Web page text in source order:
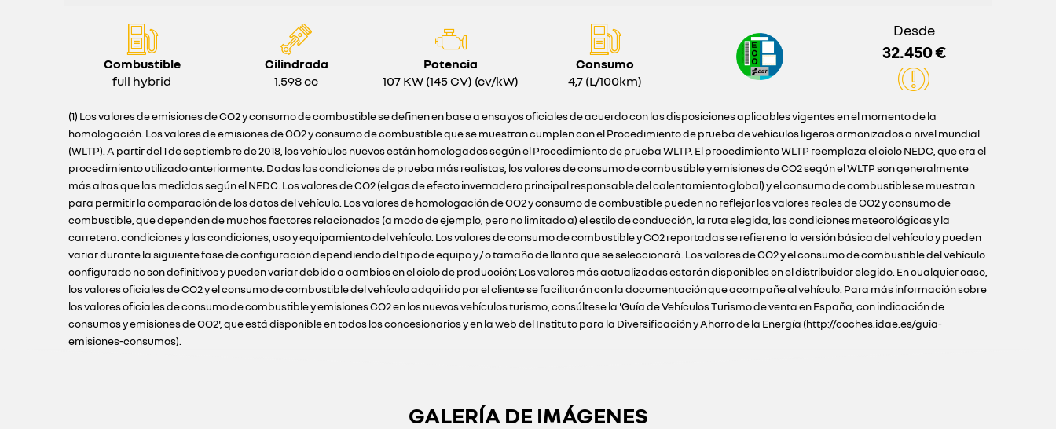
Combustible
full hybrid
Cilindrada
1.598 cc
Potencia
107 KW (145 CV) (cv/kW)
Consumo
4,7 (L/100km)
Desde
32.450 €
(1) Los valores de emisiones de CO2 y consumo de combustible se definen en base a ensayos oficiales de acuerdo con las disposiciones aplicables vigentes en el momento de la
homologación. Los valores de emisiones de CO2 y consumo de combustible que se muestran cumplen con el Procedimiento de prueba de vehículos ligeros armonizados a nivel mundial
(WLTP). A partir del 1 de septiembre de 2018, los vehículos nuevos están homologados según el Procedimiento de prueba WLTP. El procedimiento WLTP reemplaza el ciclo NEDC, que era el
procedimiento utilizado anteriormente. Dadas las condiciones de prueba más realistas, los valores de consumo de combustible y emisiones de CO2 según el WLTP son generalmente
más altas que las medidas según el NEDC. Los valores de CO2 (el gas de efecto invernadero principal responsable del calentamiento global) y el consumo de combustible se muestran
para permitir la comparación de los datos del vehículo. Los valores de homologación de CO2 y consumo de combustible pueden no reflejar los valores reales de CO2 y consumo de
combustible, que dependen de muchos factores relacionados (a modo de ejemplo, pero no limitado a) el estilo de conducción, la ruta elegida, las condiciones meteorológicas y la
carretera. condiciones y las condiciones, uso y equipamiento del vehículo. Los valores de consumo de combustible y CO2 reportadas se refieren a la versión básica del vehículo y pueden
variar durante la siguiente fase de configuración dependiendo del tipo de equipo y / o tamaño de llanta que se seleccionará. Los valores de CO2 y el consumo de combustible del vehículo
configurado no son definitivos y pueden variar debido a cambios en el ciclo de producción; Los valores más actualizadas estarán disponibles en el distribuidor elegido. En cualquier caso,
los valores oficiales de CO2 y el consumo de combustible del vehículo adquirido por el cliente se facilitarán con la documentación que acompañe al vehículo. Para más información sobre
los valores oficiales de consumo de combustible y emisiones CO2 en los nuevos vehículos turismo, consúltese la 'Guía de Vehículos Turismo de venta en España, con indicación de
consumos y emisiones de CO2', que está disponible en todos los concesionarios y en la web del Instituto para la Diversificación y Ahorro de la Energía (http://coches.idae.es/guia-
emisiones-consumos).
GALERÍA DE IMÁGENES